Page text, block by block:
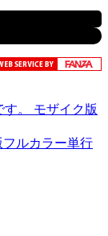
。 モザイク版
フルカラー単行